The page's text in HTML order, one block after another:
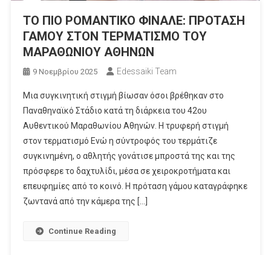
ΤΟ ΠΙΟ ΡΟΜΑΝΤΙΚΟ ΦΙΝΑΛΕ: ΠΡΟΤΑΣΗ
ΓΑΜΟΥ ΣΤΟΝ ΤΕΡΜΑΤΙΣΜΟ ΤΟΥ
ΜΑΡΑΘΩΝΙΟΥ ΑΘΗΝΩΝ
9 Νοεμβρίου 2025 Edessaiki Team
Μια συγκινητική στιγμή βίωσαν όσοι βρέθηκαν στο
Παναθηναϊκό Στάδιο κατά τη διάρκεια του 42ου
Αυθεντικού Μαραθωνίου Αθηνών. Η τρυφερή στιγμή
στον τερματισμό Ενώ η σύντροφός του τερμάτιζε
συγκινημένη, ο αθλητής γονάτισε μπροστά της και της
πρόσφερε το δαχτυλίδι, μέσα σε χειροκροτήματα και
επευφημίες από το κοινό. Η πρόταση γάμου καταγράφηκε
ζωντανά από την κάμερα της […]
Continue Reading